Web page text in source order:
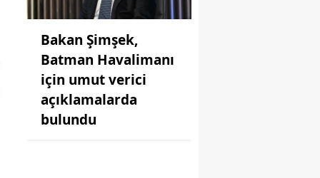
Bakan Şimşek,
Batman Havalimanı
için umut verici
açıklamalarda
bulundu